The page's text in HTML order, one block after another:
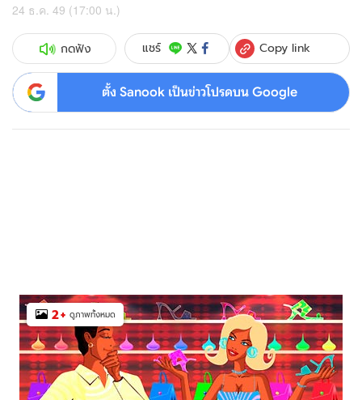
24 ธ.ค. 49 (17:00 น.)
กดฟัง แชร์ Copy link
ตั้ง Sanook เป็นข่าวโปรดบน Google
2+ ดูภาพทั้งหมด